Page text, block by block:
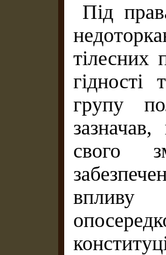
Під
тілесних
групу
свого
впливу